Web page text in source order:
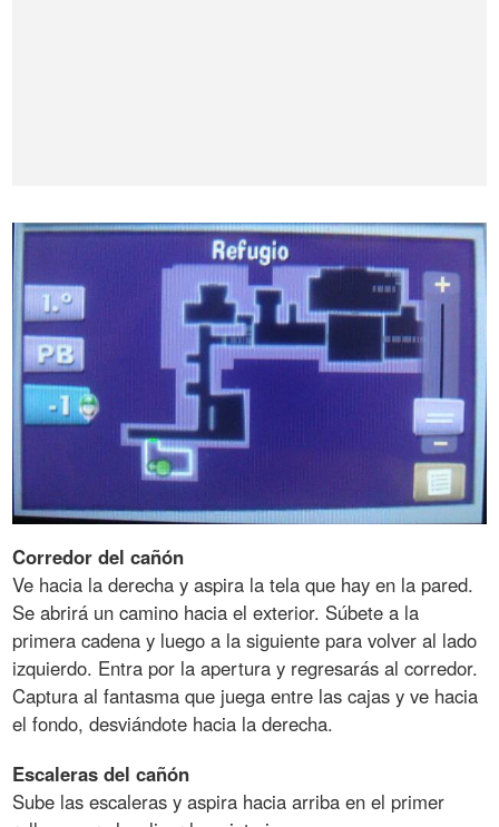
Corredor del cañón
Ve hacia la derecha y aspira la tela que hay en la pared.
Se abrirá un camino hacia el exterior. Súbete a la
primera cadena y luego a la siguiente para volver al lado
izquierdo. Entra por la apertura y regresarás al corredor.
Captura al fantasma que juega entre las cajas y ve hacia
el fondo, desviándote hacia la derecha.
Escaleras del cañón
Sube las escaleras y aspira hacia arriba en el primer